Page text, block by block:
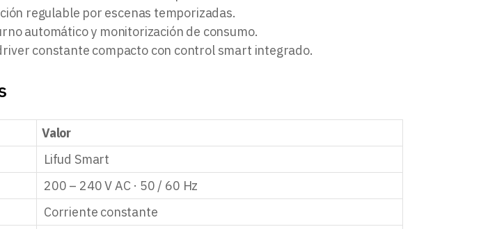
regulable por escenas temporizadas.
automático y monitorización de consumo.
constante compacto con control smart integrado.
Valor
Lifud Smart
200 – 240 V AC · 50 / 60 Hz
Corriente constante